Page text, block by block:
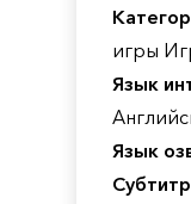
игры
Язык
Язык